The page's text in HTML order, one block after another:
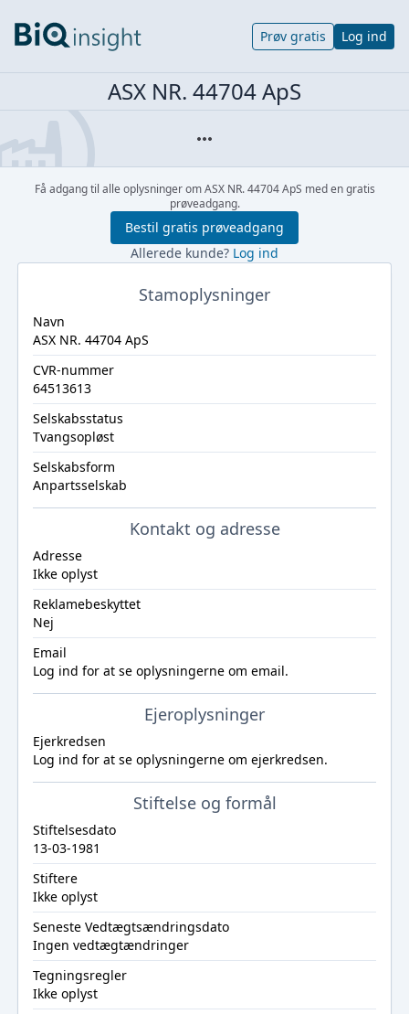
Prøv gratis Log ind
ASX NR. 44704 ApS
Få adgang til alle oplysninger om ASX NR. 44704 ApS med en gratis
prøveadgang.
Bestil gratis prøveadgang
Allerede kunde? Log ind
Stamoplysninger
Navn
ASX NR. 44704 ApS
CVR-nummer
64513613
Selskabsstatus
Tvangsopløst
Selskabsform
Anpartsselskab
Kontakt og adresse
Adresse
Ikke oplyst
Reklamebeskyttet
Nej
Email
Log ind for at se oplysningerne om email.
Ejeroplysninger
Ejerkredsen
Log ind for at se oplysningerne om ejerkredsen.
Stiftelse og formål
Stiftelsesdato
13-03-1981
Stiftere
Ikke oplyst
Seneste Vedtægtsændringsdato
Ingen vedtægtændringer
Tegningsregler
Ikke oplyst